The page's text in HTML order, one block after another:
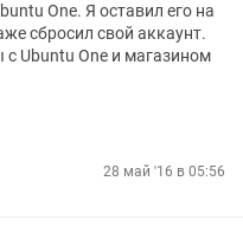
One. Я оставил его на
сбросил свой аккаунт.
с Ubuntu One и магазином
28 май '16 в 05:56